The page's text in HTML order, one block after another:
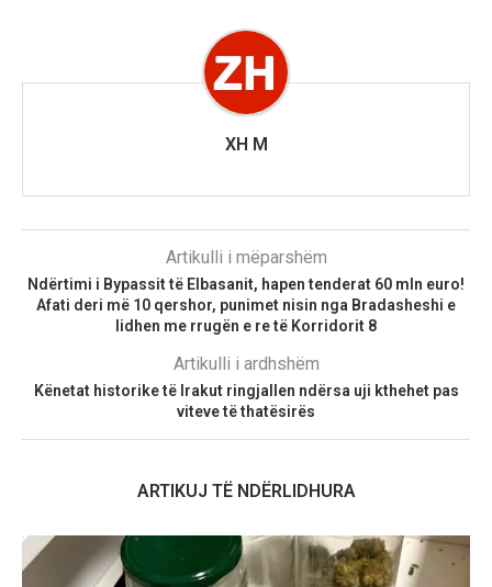
XH M
Artikulli i mëparshëm
Ndërtimi i Bypassit të Elbasanit, hapen tenderat 60 mln euro!
Afati deri më 10 qershor, punimet nisin nga Bradasheshi e
lidhen me rrugën e re të Korridorit 8
Artikulli i ardhshëm
Kënetat historike të Irakut ringjallen ndërsa uji kthehet pas
viteve të thatësirës
ARTIKUJ TË NDËRLIDHURA